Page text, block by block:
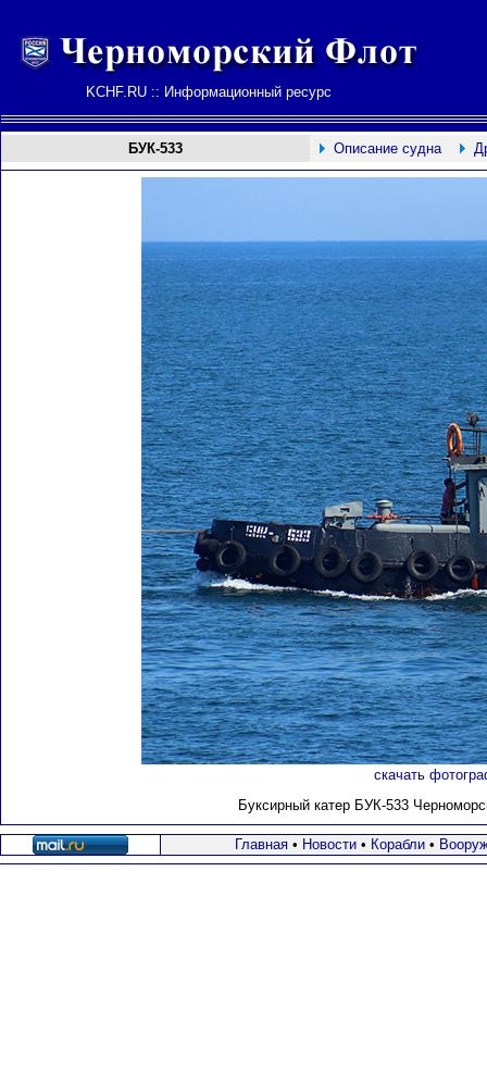
KCHF.RU :: Информационный ресурс
БУК-533 Описание судна
скачать
Буксирный катер БУК-533
Главная• Новости• Корабли•